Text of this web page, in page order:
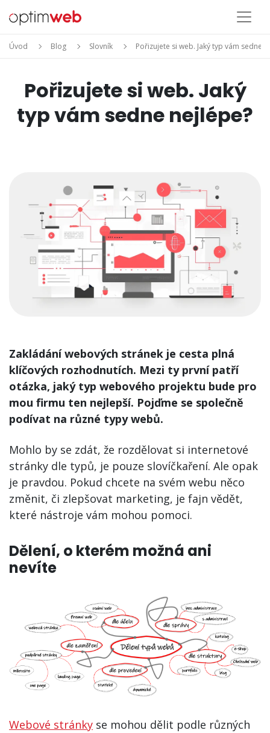
Úvod Blog Slovník Pořizujete si web. Jaký typ vám sedne
Pořizujete si web. Jaký
typ vám sedne nejlépe?
Zakládání webových stránek je cesta plná
klíčových rozhodnutích. Mezi ty první patří
otázka, jaký typ webového projektu bude pro
mou firmu ten nejlepší. Pojďme se společně
podívat na různé typy webů.
Mohlo by se zdát, že rozdělovat si internetové
stránky dle typů, je pouze slovíčkaření. Ale opak
je pravdou. Pokud chcete na svém webu něco
změnit, či zlepšovat marketing, je fajn vědět,
které nástroje vám mohou pomoci.
Dělení, o kterém možná ani
nevíte
Webové stránky se mohou dělit podle různých